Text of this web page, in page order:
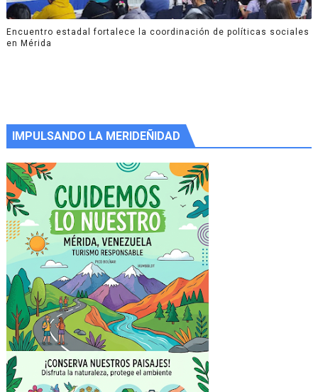
Encuentro estadal fortalece la coordinación de políticas sociales
en Mérida
IMPULSANDO LA MERIDEÑIDAD